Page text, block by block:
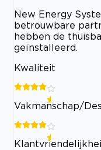
New Energy
betrouwbare
hebben de
geïnstalleerd.
Kwaliteit
Vakmanschap/